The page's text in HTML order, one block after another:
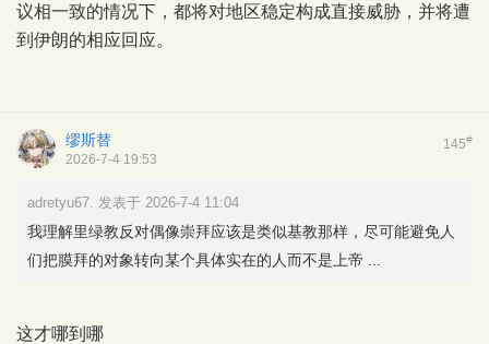
议相一致的情况下，都将对地区稳定构成直接威胁，并将遭
到伊朗的相应回应。
145#
缪斯替
2026-7-4 19:53
adretyu67. 发表于 2026-7-4 11:04
我理解里绿教反对偶像崇拜应该是类似基教那样，尽可能避免人
们把膜拜的对象转向某个具体实在的人而不是上帝 ...
这才哪到哪